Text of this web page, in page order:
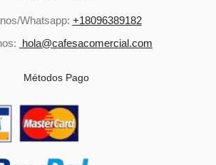
Whatsapp: +18096389182
hola@cafesacomercial.com
Métodos Pago